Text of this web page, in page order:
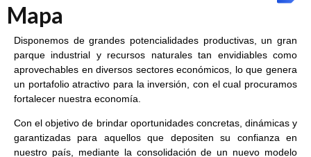
Mapa
Disponemos de grandes potencialidades productivas, un gran
parque industrial y recursos naturales tan envidiables como
aprovechables en diversos sectores económicos, lo que genera
un portafolio atractivo para la inversión, con el cual procuramos
fortalecer nuestra economía.
Con el objetivo de brindar oportunidades concretas, dinámicas y
garantizadas para aquellos que depositen su confianza en
nuestro país, mediante la consolidación de un nuevo modelo